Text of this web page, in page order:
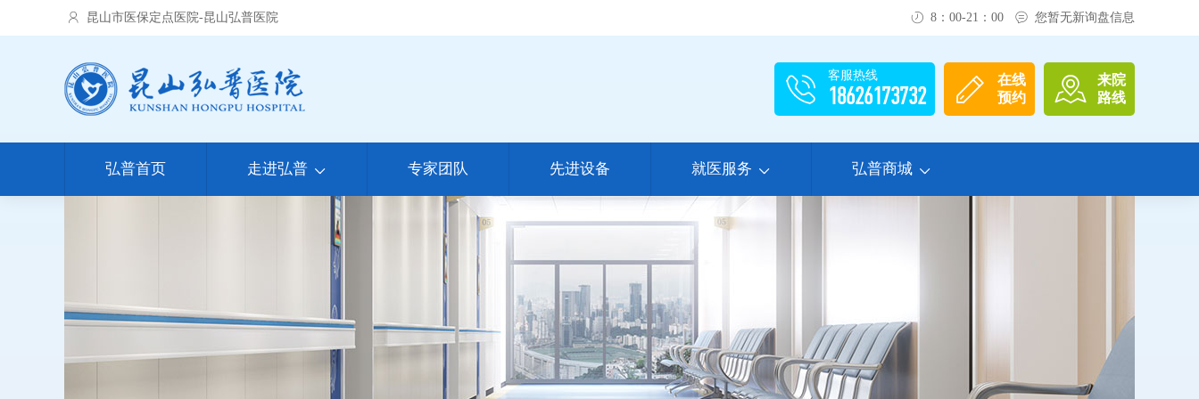
昆山市医保定点医院-昆山弘普医院 8：00-21：00 您暂无新询盘信息
客服热线
18626173732
在线
预约
来院
路线
弘普首页 走进弘普  专家团队 先进设备 就医服务  弘普商城 